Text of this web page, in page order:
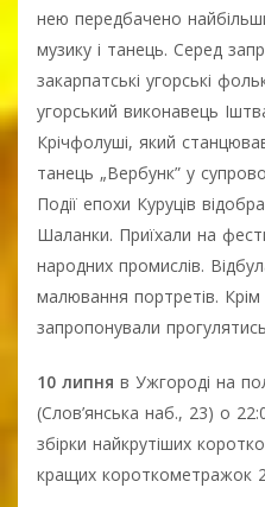
нею передбачено
музику і танець. Серед
закарпатські угорські
угорський виконавець
Крічфолуші, який
танець „Вербунк” у
Події епохи Куруців
Шаланки. Приїхали на
народних промислів.
малювання портретів.
запропонували
10 липня в Ужгороді на
(Слов’янська наб., 23) о
збірки найкрутіших
кращих короткометражок